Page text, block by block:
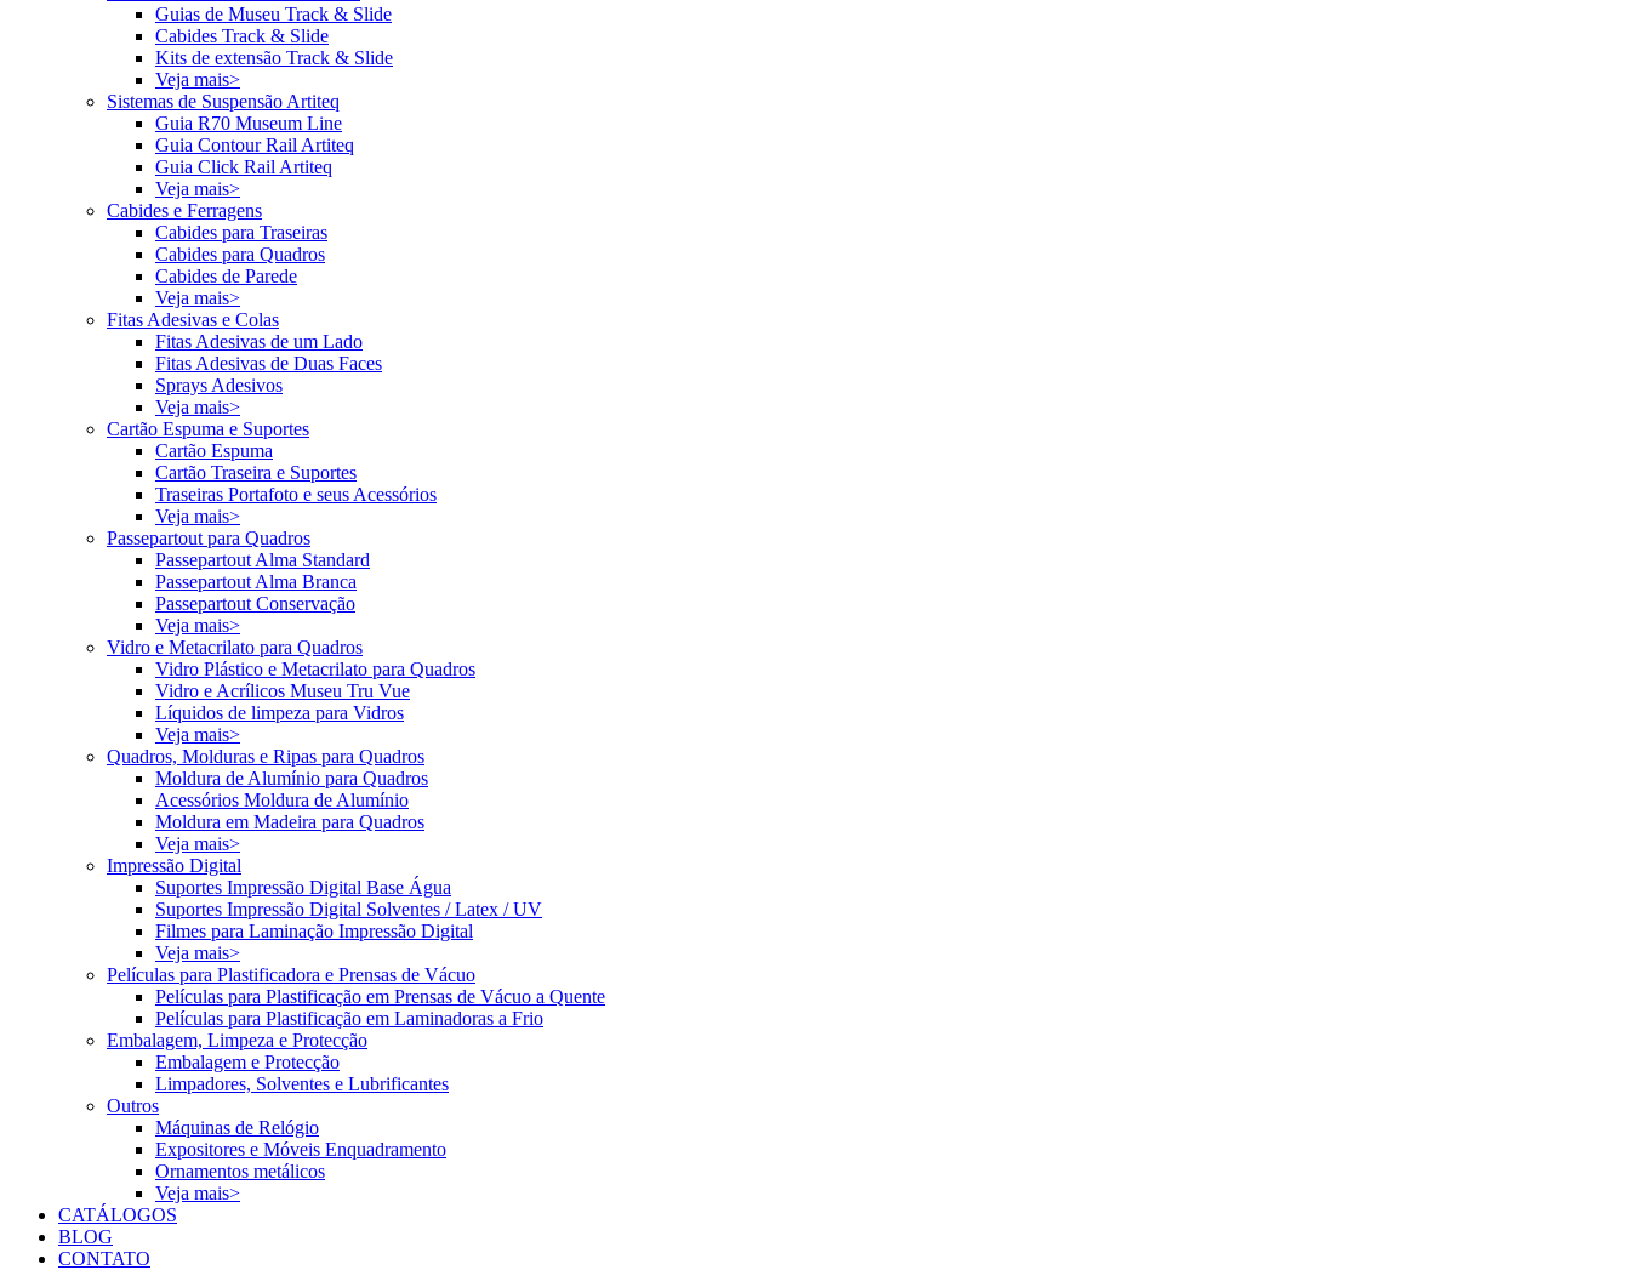
Guias de Museu Track & Slide
Cabides Track & Slide
Kits de extensão Track & Slide
Veja mais>
Sistemas de Suspensão Artiteq
Guia R70 Museum Line
Guia Contour Rail Artiteq
Guia Click Rail Artiteq
Veja mais>
Cabides e Ferragens
Cabides para Traseiras
Cabides para Quadros
Cabides de Parede
Veja mais>
Fitas Adesivas e Colas
Fitas Adesivas de um Lado
Fitas Adesivas de Duas Faces
Sprays Adesivos
Veja mais>
Cartão Espuma e Suportes
Cartão Espuma
Cartão Traseira e Suportes
Traseiras Portafoto e seus Acessórios
Veja mais>
Passepartout para Quadros
Passepartout Alma Standard
Passepartout Alma Branca
Passepartout Conservação
Veja mais>
Vidro e Metacrilato para Quadros
Vidro Plástico e Metacrilato para Quadros
Vidro e Acrílicos Museu Tru Vue
Líquidos de limpeza para Vidros
Veja mais>
Quadros, Molduras e Ripas para Quadros
Moldura de Alumínio para Quadros
Acessórios Moldura de Alumínio
Moldura em Madeira para Quadros
Veja mais>
Impressão Digital
Suportes Impressão Digital Base Água
Suportes Impressão Digital Solventes / Latex / UV
Filmes para Laminação Impressão Digital
Veja mais>
Películas para Plastificadora e Prensas de Vácuo
Películas para Plastificação em Prensas de Vácuo a Quente
Películas para Plastificação em Laminadoras a Frio
Embalagem, Limpeza e Protecção
Embalagem e Protecção
Limpadores, Solventes e Lubrificantes
Outros
Máquinas de Relógio
Expositores e Móveis Enquadramento
Ornamentos metálicos
Veja mais>
CATÁLOGOS
BLOG
CONTATO